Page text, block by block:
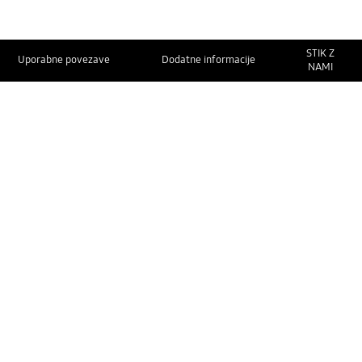
Uporabne povezave Dodatne informacije
STIK Z
NAMI